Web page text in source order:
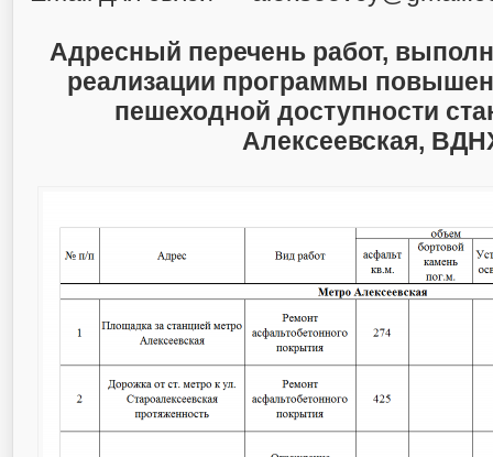
Адресный перечень работ,
реализации программы
пешеходной доступности
Алексеевская,